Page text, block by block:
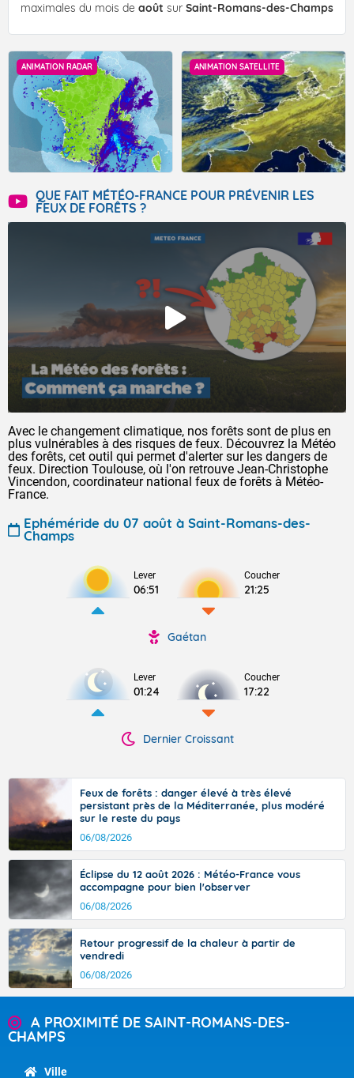
maximales du mois de août sur Saint-Romans-des-Champs
ANIMATION RADAR ANIMATION SATELLITE
QUE FAIT MÉTÉO-FRANCE POUR PRÉVENIR LES
FEUX DE FORÊTS ?
Avec le changement climatique, nos forêts sont de plus en
plus vulnérables à des risques de feux. Découvrez la Météo
des forêts, cet outil qui permet d'alerter sur les dangers de
feux. Direction Toulouse, où l'on retrouve Jean-Christophe
Vincendon, coordinateur national feux de forêts à Météo-
France.
Ephéméride du 07 août à Saint-Romans-des-
Champs
Lever
06:51
Coucher
21:25
Gaétan
Lever
01:24
Coucher
17:22
Dernier Croissant
Feux de forêts : danger élevé à très élevé
persistant près de la Méditerranée, plus modéré
sur le reste du pays
06/08/2026
Éclipse du 12 août 2026 : Météo-France vous
accompagne pour bien l'observer
06/08/2026
Retour progressif de la chaleur à partir de
vendredi
06/08/2026
A PROXIMITÉ DE SAINT-ROMANS-DES-
CHAMPS
Ville